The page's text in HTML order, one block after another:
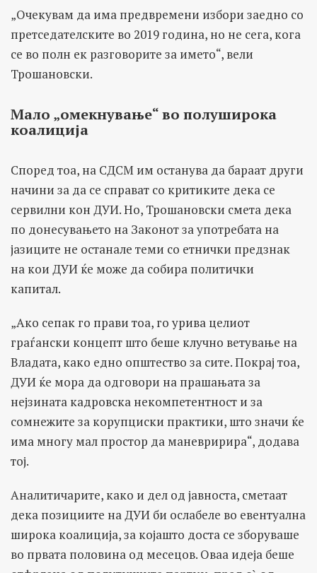
„Очекувам да има предвремени избори заедно со
претседателските во 2019 година, но не сега, кога
се во полн ек разговорите за името“, вели
Трошановски.
Мало „омекнување“ во полуширока
коалиција
Според тоа, на СДСМ им останува да бараат други
начини за да се справат со критиките дека се
сервилни кон ДУИ. Но, Трошановски смета дека
по донесувањето на Законот за употребата на
јазиците не останале теми со етнички предзнак
на кои ДУИ ќе може да собира политички
капитал.
„Ако сепак го прави тоа, го урива целиот
граѓански концепт што беше клучно ветување на
Владата, како едно општество за сите. Покрај тоа,
ДУИ ќе мора да одговори на прашањата за
нејзината кадровска некомпетентност и за
сомнежите за корупциски практики, што значи ќе
има многу мал простор да маневририра“, додава
тој.
Аналитичарите, како и дел од јавноста, сметаат
дека позициите на ДУИ би ослабеле во евентуална
широка коалиција, за којашто доста се зборуваше
во првата половина од месецов. Оваа идеја беше